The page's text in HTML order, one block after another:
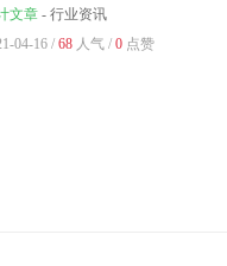
文章 - 行业资讯
04-16 / 68 人气 / 0 点赞